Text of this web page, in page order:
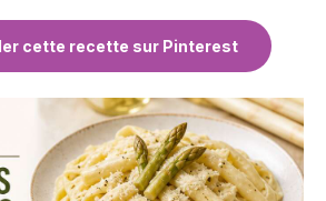
cette recette sur Pinterest